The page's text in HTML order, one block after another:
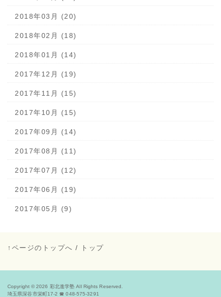
2018年03月 (20)
2018年02月 (18)
2018年01月 (14)
2017年12月 (19)
2017年11月 (15)
2017年10月 (15)
2017年09月 (14)
2017年08月 (11)
2017年07月 (12)
2017年06月 (19)
2017年05月 (9)
↑ページのトップへ / トップ
Copyright © 2026 彩北進学塾 All Rights Reserved.
埼玉県深谷市栄町17-2 ☎ 048-575-3291